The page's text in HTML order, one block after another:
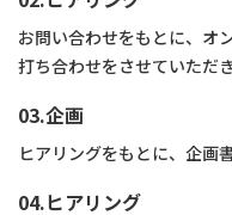
お問い合わせをもとに、オ
打ち合わせをさせていただき
03.企画
ヒアリングをもとに、企画
04.ヒアリング